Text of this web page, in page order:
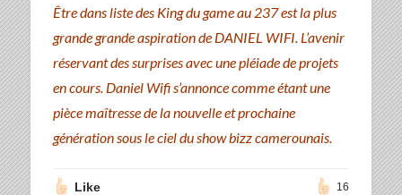
Être dans liste des King du game au 237 est la plus
grande grande aspiration de DANIEL WIFI. L’avenir
réservant des surprises avec une pléiade de projets
en cours. Daniel Wifi s’annonce comme étant une
pièce maîtresse de la nouvelle et prochaine
génération sous le ciel du show bizz camerounais.
Like 16